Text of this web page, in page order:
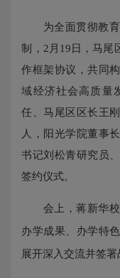
为全面贯彻教
制， 2月19日，马尾
作框架协议，共同
域经济社会高质量
任、马尾区区长王
人，阳光学院董事
书记刘松青研究员
签约仪式。
会上，蒋新华
办学成果、办学特
展开深入交流并签署